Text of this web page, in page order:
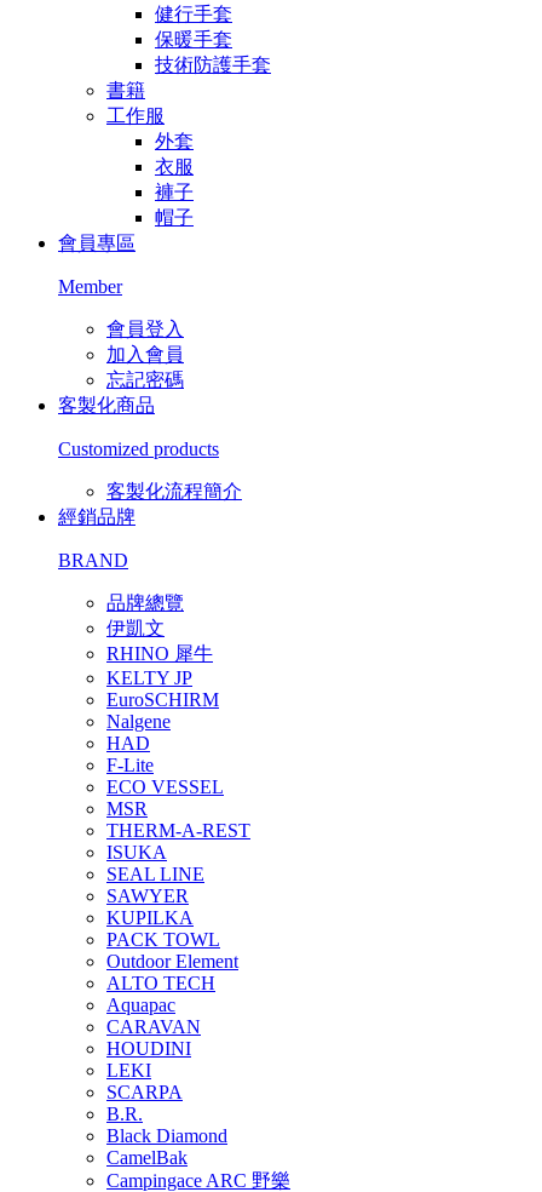
健行手套
保暖手套
技術防護手套
書籍
工作服
外套
衣服
褲子
帽子
會員專區
Member
會員登入
加入會員
忘記密碼
客製化商品
Customized products
客製化流程簡介
經銷品牌
BRAND
品牌總覽
伊凱文
RHINO 犀牛
KELTY JP
EuroSCHIRM
Nalgene
HAD
F-Lite
ECO VESSEL
MSR
THERM-A-REST
ISUKA
SEAL LINE
SAWYER
KUPILKA
PACK TOWL
Outdoor Element
ALTO TECH
Aquapac
CARAVAN
HOUDINI
LEKI
SCARPA
B.R.
Black Diamond
CamelBak
Campingace ARC 野樂